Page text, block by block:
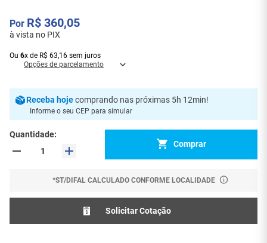
R$ 360,05
à vista no PIX
Ou 6x de R$ 63,16 sem juros
Opções de parcelamento
Receba hojecomprando nas próximas 5h 12min!
Informe o seu CEP para simular
Quantidade
Comprar
*ST/DIFAL CALCULADO CONFORME LOCALIDADE
Solicitar Cotação